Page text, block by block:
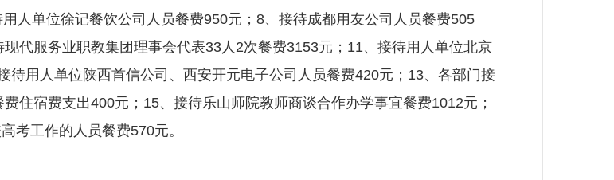
人单位徐记餐饮公司人员餐费950元；8、接待成都用友公司人员餐费505
代服务业职教集团理事会代表33人2次餐费3153元；11、接待用人单位北京
待用人单位陕西首信公司、西安开元电子公司人员餐费420元；13、各部门接
住宿费支出400元；15、接待乐山师院教师商谈合作办学事宜餐费1012元；
考工作的人员餐费570元。